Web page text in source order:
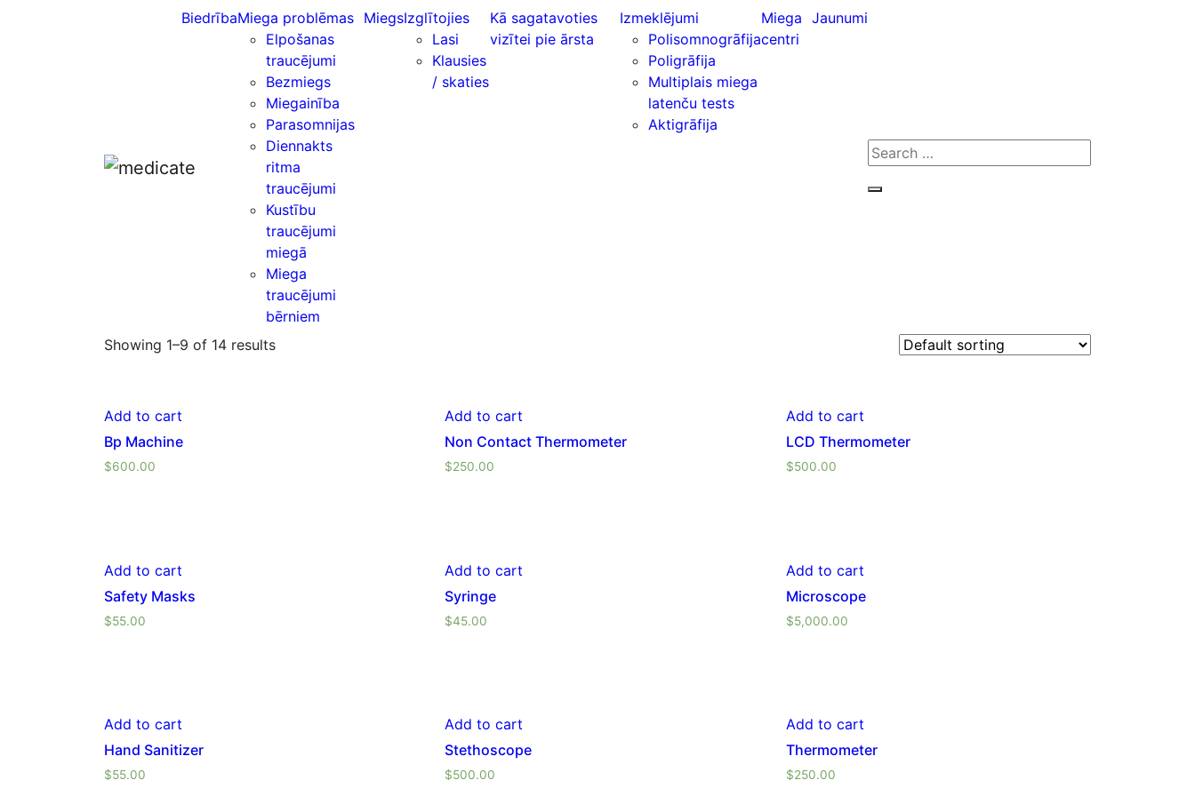
BiedrībaMiega problēmas
Elpošanas
traucējumi
Bezmiegs
Miegainība
Parasomnijas
Diennakts
ritma
traucējumi
Kustību
traucējumi
miegā
Miega
traucējumi
bērniem
MiegsIzglītojies
Lasi
Klausies
/ skaties
Kā sagatavoties
vizītei pie ārsta
Izmeklējumi
Polisomnogrāfija
Poligrāfija
Multiplais miega
latenču tests
Aktigrāfija
Miega
centri
Jaunumi
Search
for:
Showing 1–9 of 14 results
Add to cart
Bp Machine
$600.00
Add to cart
Non Contact Thermometer
$250.00
Add to cart
LCD Thermometer
$500.00
Add to cart
Safety Masks
$55.00
Add to cart
Syringe
$45.00
Add to cart
Microscope
$5,000.00
Add to cart
Hand Sanitizer
$55.00
Add to cart
Stethoscope
$500.00
Add to cart
Thermometer
$250.00